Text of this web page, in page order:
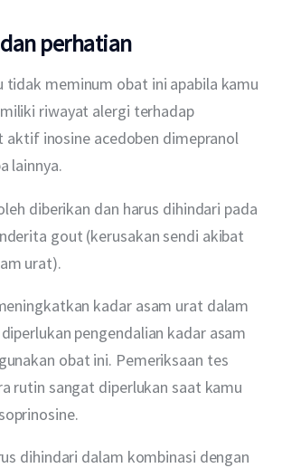
perhatian
tidak meminum obat ini apabila kamu
riwayat alergi terhadap
aktif inosine acedoben dimepranol
lainnya.
diberikan dan harus dihindari pada
gout (kerusakan sendi akibat
urat).
kadar asam urat dalam
pengendalian kadar asam
obat ini. Pemeriksaan tes
rutin sangat diperlukan saat kamu
dihindari dalam kombinasi dengan